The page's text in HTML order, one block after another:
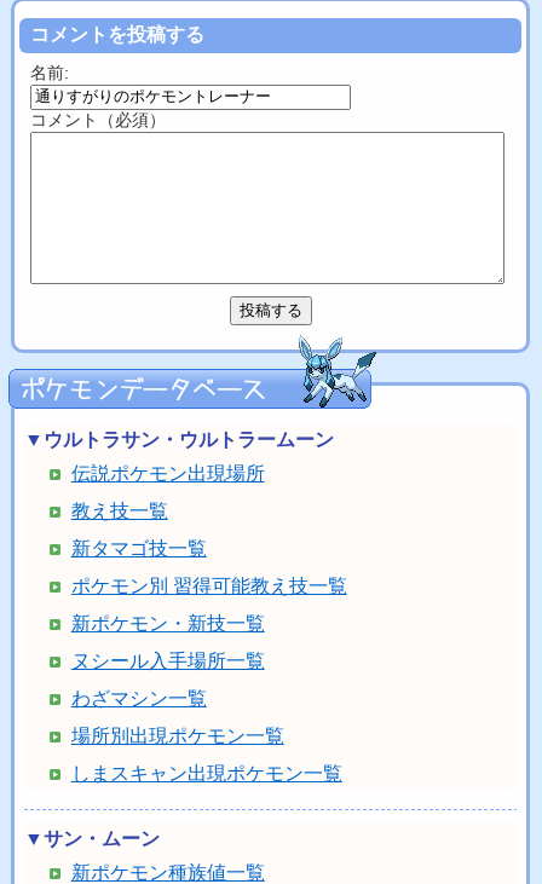
コメントを投稿する
名前:
コメント（必須）
▼ウルトラサン・ウルトラームーン
伝説ポケモン出現場所
教え技一覧
新タマゴ技一覧
ポケモン別 習得可能教え技一覧
新ポケモン・新技一覧
ヌシール入手場所一覧
わざマシン一覧
場所別出現ポケモン一覧
しまスキャン出現ポケモン一覧
▼サン・ムーン
新ポケモン種族値一覧